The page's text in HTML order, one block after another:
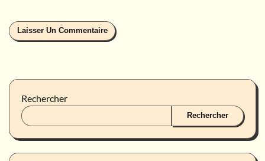
Rechercher
Rechercher